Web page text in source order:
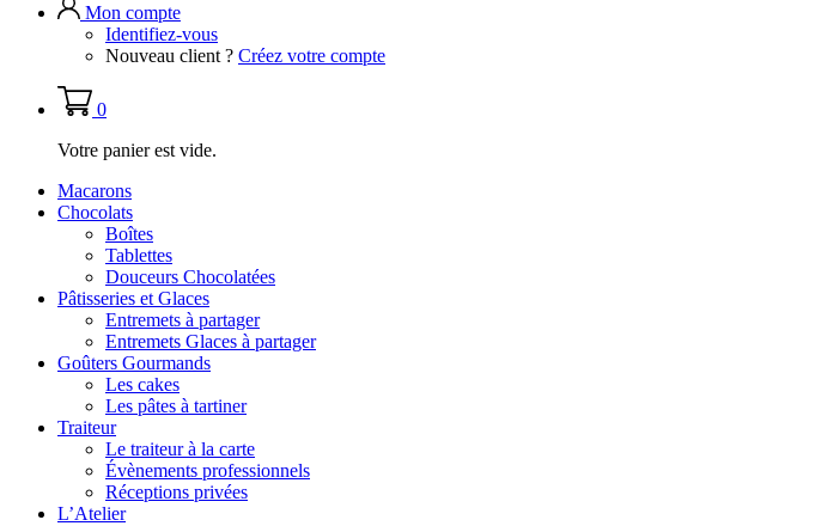
Mon compte
Identifiez-vous
Nouveau client ? Créez votre compte
0
Votre panier est vide.
Macarons
Chocolats
Boîtes
Tablettes
Douceurs Chocolatées
Pâtisseries et Glaces
Entremets à partager
Entremets Glaces à partager
Goûters Gourmands
Les cakes
Les pâtes à tartiner
Traiteur
Le traiteur à la carte
Évènements professionnels
Réceptions privées
L’Atelier